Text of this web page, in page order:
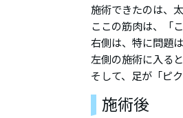
施術できたのは、
ここの筋肉は、「
右側は、特に問題
左側の施術に入る
そして、足が「ピ
施術後